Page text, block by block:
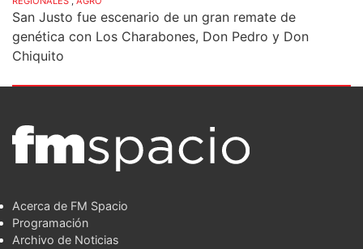
San Justo fue escenario de un gran remate de
genética con Los Charabones, Don Pedro y Don
Chiquito
Acerca de FM Spacio
Programación
Archivo de Noticias